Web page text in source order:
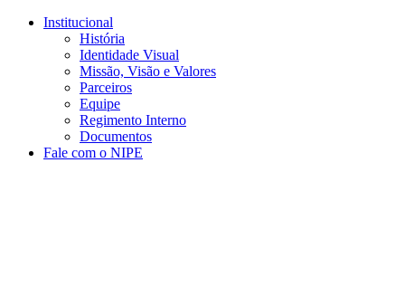
Conteúdo principal
Institucional
História
Identidade Visual
Missão, Visão e Valores
Parceiros
Equipe
Regimento Interno
Documentos
Fale com o NIPE